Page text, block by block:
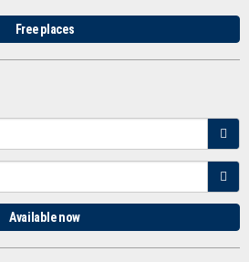
Free places
Available now